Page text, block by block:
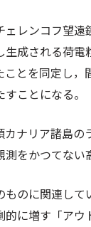
レンコフ望
成される荷
とを同定し
ことになる。
ナリア諸島
をかつてない
のに関連し
に増す「ア